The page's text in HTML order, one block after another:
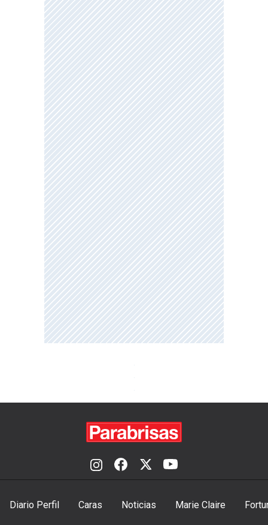
Diario Perfil Caras Noticias Marie Claire